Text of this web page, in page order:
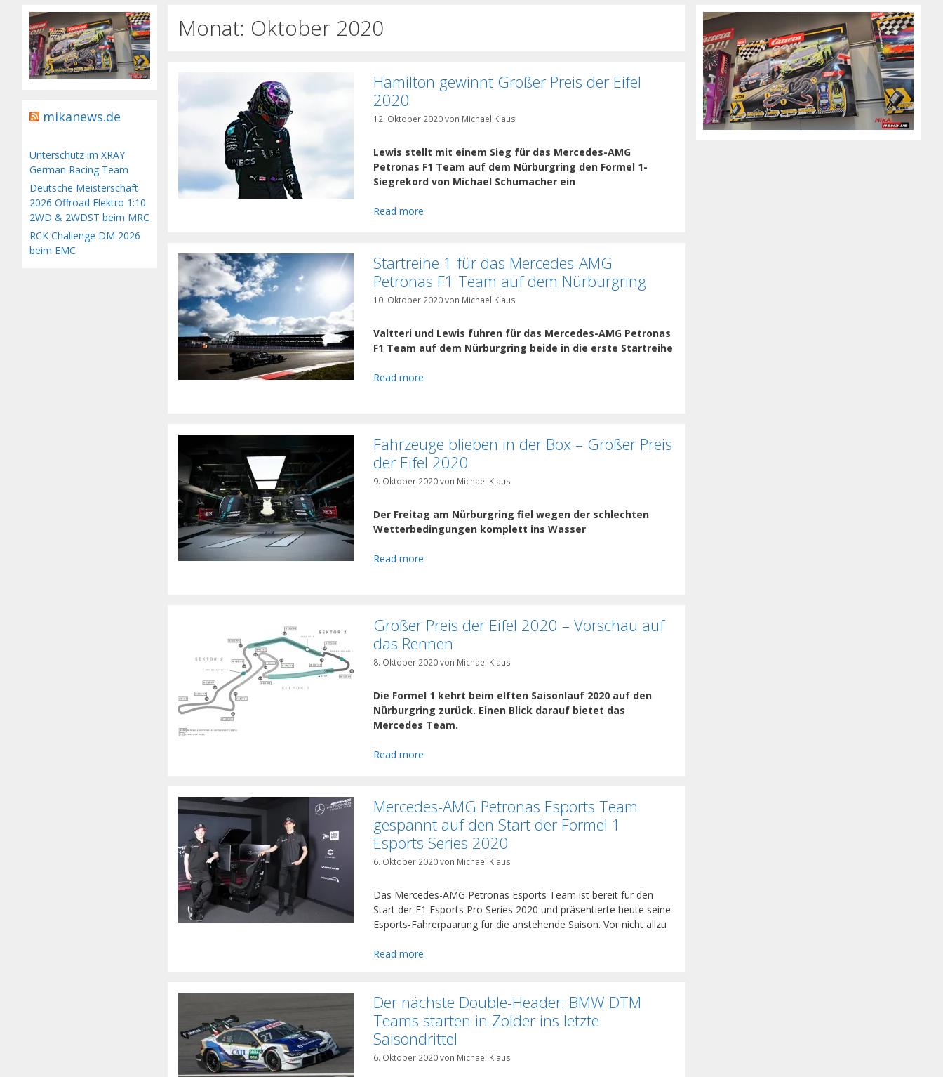
Monat: Oktober 2020
Hamilton gewinnt Großer Preis der Eifel
2020
12. Oktober 2020von Michael Klaus
Lewis stellt mit einem Sieg für das Mercedes-AMG
Petronas F1 Team auf dem Nürburgring den Formel 1-
Siegrekord von Michael Schumacher ein
Read more
Startreihe 1 für das Mercedes-AMG
Petronas F1 Team auf dem Nürburgring
10. Oktober 2020von Michael Klaus
Valtteri und Lewis fuhren für das Mercedes-AMG Petronas
F1 Team auf dem Nürburgring beide in die erste Startreihe
Read more
Fahrzeuge blieben in der Box – Großer Preis
der Eifel 2020
9. Oktober 2020von Michael Klaus
Der Freitag am Nürburgring fiel wegen der schlechten
Wetterbedingungen komplett ins Wasser
Read more
Großer Preis der Eifel 2020 – Vorschau auf
das Rennen
8. Oktober 2020von Michael Klaus
Die Formel 1 kehrt beim elften Saisonlauf 2020 auf den
Nürburgring zurück. Einen Blick darauf bietet das
Mercedes Team.
Read more
Mercedes-AMG Petronas Esports Team
gespannt auf den Start der Formel 1
Esports Series 2020
6. Oktober 2020von Michael Klaus
Das Mercedes-AMG Petronas Esports Team ist bereit für den
Start der F1 Esports Pro Series 2020 und präsentierte heute seine
Esports-Fahrerpaarung für die anstehende Saison. Vor nicht allzu
Read more
Der nächste Double-Header: BMW DTM
Teams starten in Zolder ins letzte
Saisondrittel
6. Oktober 2020von Michael Klaus
mikanews.de
Unterschütz im XRAY
German Racing Team
Deutsche Meisterschaft
2026 Offroad Elektro 1:10
2WD & 2WDST beim MRC
RCK Challenge DM 2026
beim EMC